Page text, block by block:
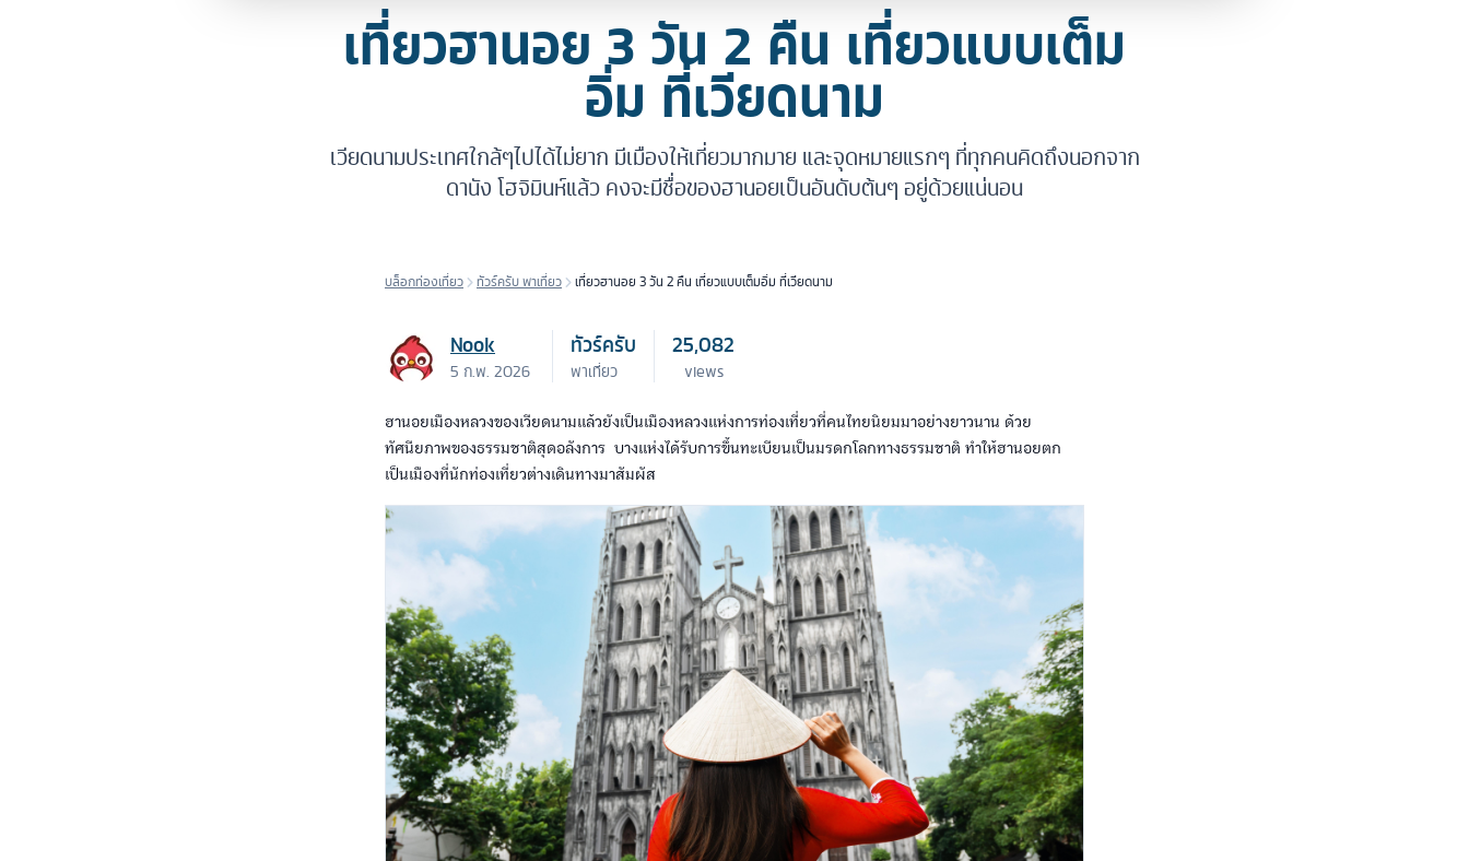
เที่ยวฮานอย 3 วัน 2 คืน เที่ยวแบบเต็ม
อิ่ม ที่เวียดนาม
เวียดนามประเทศใกล้ๆไปได้ไม่ยาก มีเมืองให้เที่ยวมากมาย และจุดหมายแรกๆ ที่ทุกคนคิดถึงนอกจาก
ดานัง โฮจิมินห์แล้ว คงจะมีชื่อของฮานอยเป็นอันดับต้นๆ อยู่ด้วยแน่นอน
บล็อกท่องเที่ยว ทัวร์ครับ พาเที่ยว เที่ยวฮานอย 3 วัน 2 คืน เที่ยวแบบเต็มอิ่ม ที่เวียดนาม
Nook
5 ก.พ. 2026
ทัวร์ครับ
พาเที่ยว
25,082
views
ฮานอยเมืองหลวงของเวียดนามแล้วยังเป็นเมืองหลวงแห่งการท่องเที่ยวที่คนไทยนิยมมาอย่างยาวนาน ด้วย
ทัศนียภาพของธรรมชาติสุดอลังการ บางแห่งได้รับการขึ้นทะเบียนเป็นมรดกโลกทางธรรมชาติ ทำให้ฮานอยตก
เป็นเมืองที่นักท่องเที่ยวต่างเดินทางมาสัมผัส